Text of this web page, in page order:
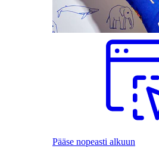
Pääse nopeasti alkuun